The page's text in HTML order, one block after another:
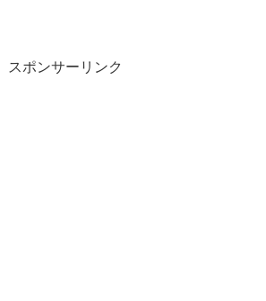
スポンサーリンク